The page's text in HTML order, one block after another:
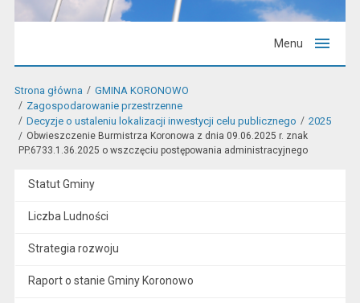
Menu
Strona główna
GMINA KORONOWO
Zagospodarowanie przestrzenne
Decyzje o ustaleniu lokalizacji inwestycji celu publicznego
2025
Obwieszczenie Burmistrza Koronowa z dnia 09.06.2025 r. znak
PP.6733.1.36.2025 o wszczęciu postępowania administracyjnego
Statut Gminy
Liczba Ludności
Strategia rozwoju
Raport o stanie Gminy Koronowo